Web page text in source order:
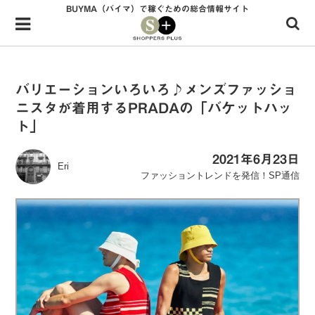
Menu
HOME
34歳独身OLバイマ実践記
ファッショントレンドを発信！SP通信
BUYMAで人気のブランド
BUYMAの売れ筋商品
バイマ活動の疑問に売れっ子現役バイヤーが答えてみた
BUYMA（バイマ）で稼ぐための総合情報サイト
バリエーションいろいろ♪メンズファッショ
ニスタが着用するPRADAの「バケットハッ
ト」
Eri
2021年6月23日
ファッショントレンドを発信！SP通信